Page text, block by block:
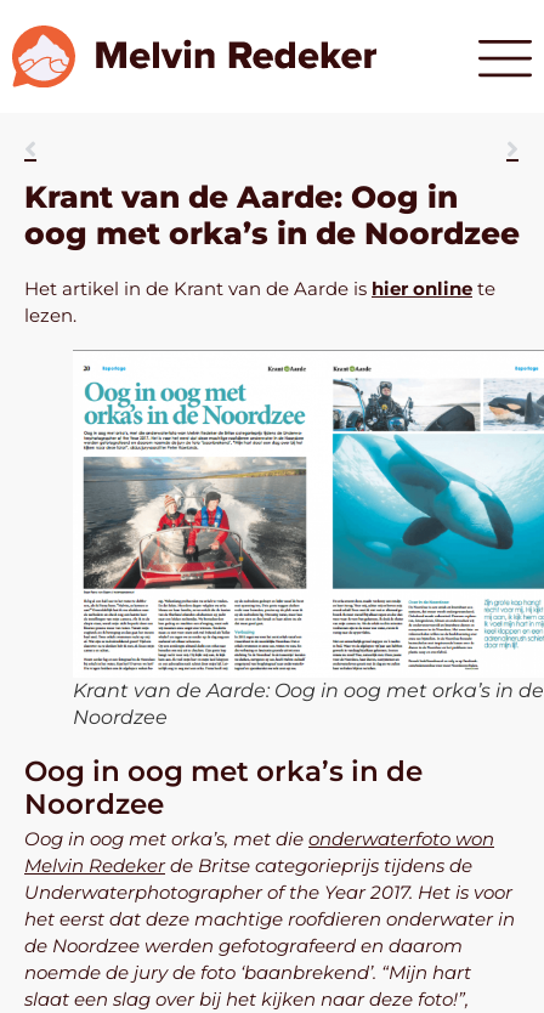
Krant van de Aarde: Oog in
oog met orka’s in de Noordzee
Het artikel in de Krant van de Aarde is hier online te
lezen.
Krant van de Aarde: Oog in oog met orka’s in de
Noordzee
Oog in oog met orka’s in de
Noordzee
Oog in oog met orka’s, met die onderwaterfoto won
Melvin Redekerde Britse categorieprijs tijdens de
Underwaterphotographer of the Year 2017. Het is voor
het eerst dat deze machtige roofdieren onderwater in
de Noordzee werden gefotografeerd en daarom
noemde de jury de foto ‘baanbrekend’. “Mijn hart
slaat een slag over bij het kijken naar deze foto!”,